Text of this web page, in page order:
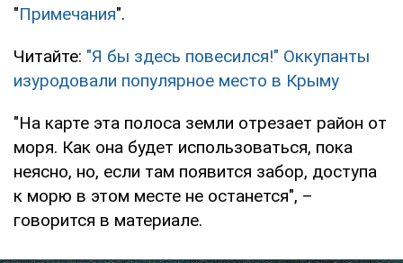
"Примечания".
Читайте: "Я бы здесь повесился!" Оккупанты
изуродовали популярное место в Крыму
"На карте эта полоса земли отрезает район от
моря. Как она будет использоваться, пока
неясно, но, если там появится забор, доступа
к морю в этом месте не останется", –
говорится в материале.